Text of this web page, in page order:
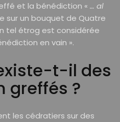
et la bénédiction « … al
sur un bouquet de Quatre
tel étrog est considérée
en vain ».
t-il des
greffés ?
les cédratiers sur des